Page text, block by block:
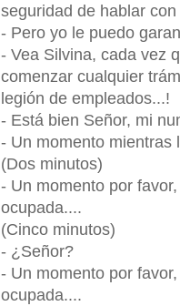
seguridad de hablar
- Pero yo le puedo
- Vea Silvina, cada vez
comenzar cualquier
legión de empleados...!
- Está bien Señor, mi
- Un momento mientras
(Dos minutos)
- Un momento por
ocupada....
(Cinco minutos)
- ¿Señor?
- Un momento por
ocupada....